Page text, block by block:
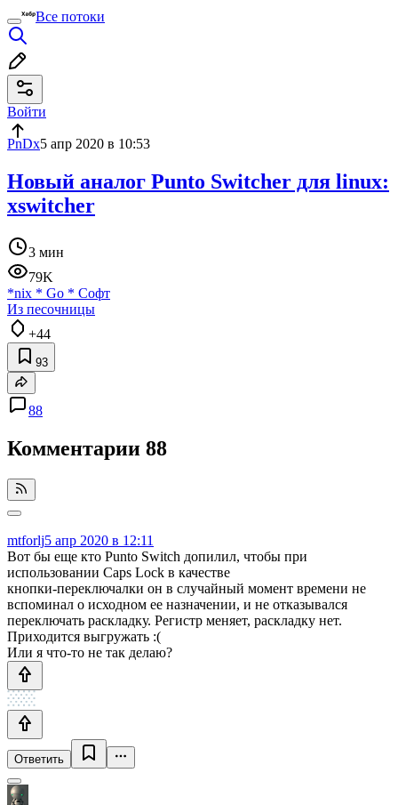
Все потоки
Войти
PnDx5 апр 2020 в 10:53
Новый аналог Punto Switcher для linux:
xswitcher
3 мин
79K
*nix * Go * Софт
Из песочницы
+44
93
88
Комментарии 88
mtforlj5 апр 2020 в 12:11
Вот бы еще кто Punto Switch допилил, чтобы при
использовании Caps Lock в качестве
кнопки-переключалки он в случайный момент времени не
вспоминал о исходном ее назначении, и не отказывался
переключать раскладку. Регистр меняет, раскладку нет.
Приходится выгружать :(
Или я что-то не так делаю?
Ответить